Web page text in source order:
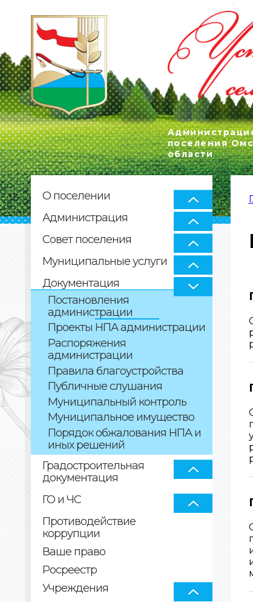
поселения
области
О поселении
Администрация
Совет поселения
Муниципальные услуги
Документация
Постановления
администрации
Проекты НПА администрации
Распоряжения
администрации
Правила благоустройства
Публичные слушания
Муниципальный контроль
Муниципальное имущество
Порядок обжалования НПА и
иных решений
Градостроительная
документация
ГО и ЧС
Противодействие
коррупции
Ваше право
Росреестр
Учреждения